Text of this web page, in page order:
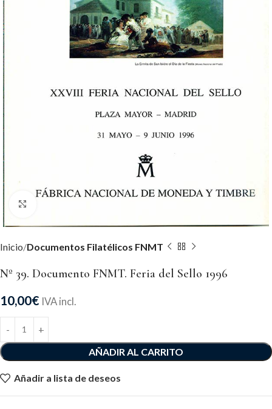
Inicio Documentos Filatélicos FNMT
Nº 39. Documento FNMT. Feria del Sello 1996
10,00€ IVA incl.
AÑADIR AL CARRITO
Alternative:
Añadir a lista de deseos